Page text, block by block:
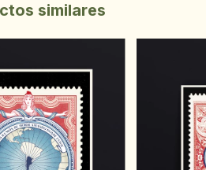
similares